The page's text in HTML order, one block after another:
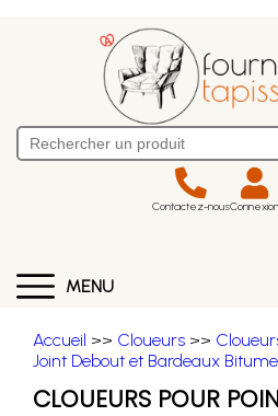
Contactez-nousConnexion
MENU
Accueil >> Cloueurs >>
Joint Debout et Bardeaux
CLOUEURS POUR